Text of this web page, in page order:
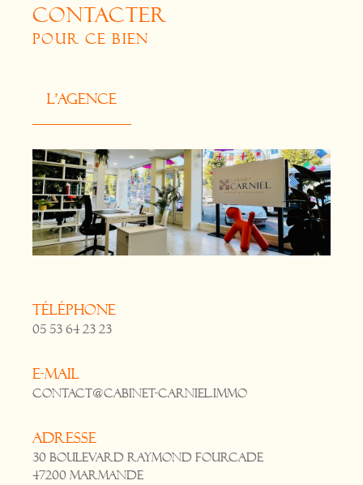
CONTACTER
POUR CE BIEN
L'agence
Téléphone
05 53 64 23 23
E-mail
contact@cabinet-carniel.immo
Adresse
30 Boulevard Raymond Fourcade
47200 Marmande